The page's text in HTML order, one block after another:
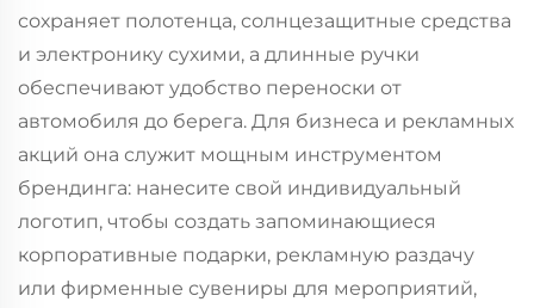
сохраняет полотенца, солнцезащитные средства
и электронику сухими, а длинные ручки
обеспечивают удобство переноски от
автомобиля до берега. Для бизнеса и рекламных
акций она служит мощным инструментом
брендинга: нанесите свой индивидуальный
логотип, чтобы создать запоминающиеся
корпоративные подарки, рекламную раздачу
или фирменные сувениры для мероприятий,